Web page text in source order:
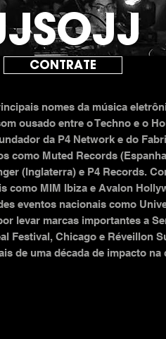
CONTRATE
nomes da música
ousado entre o Techno e o
da P4 Network e do
como Muted Records
(Inglaterra) e P4 Records.
como MIM Ibiza e Avalon
eventos nacionais como
levar marcas importantes a
Festival, Chicago e Réveillon
de uma década de impacto na